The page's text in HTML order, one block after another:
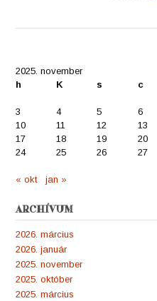
2025. november
h
K s c
3
4 5 6
10
11 12 13
17
18 19 20
24
25 26 27
« okt jan »
ARCHÍVUM
2026. március
2026. január
2025. november
2025. október
2025. március